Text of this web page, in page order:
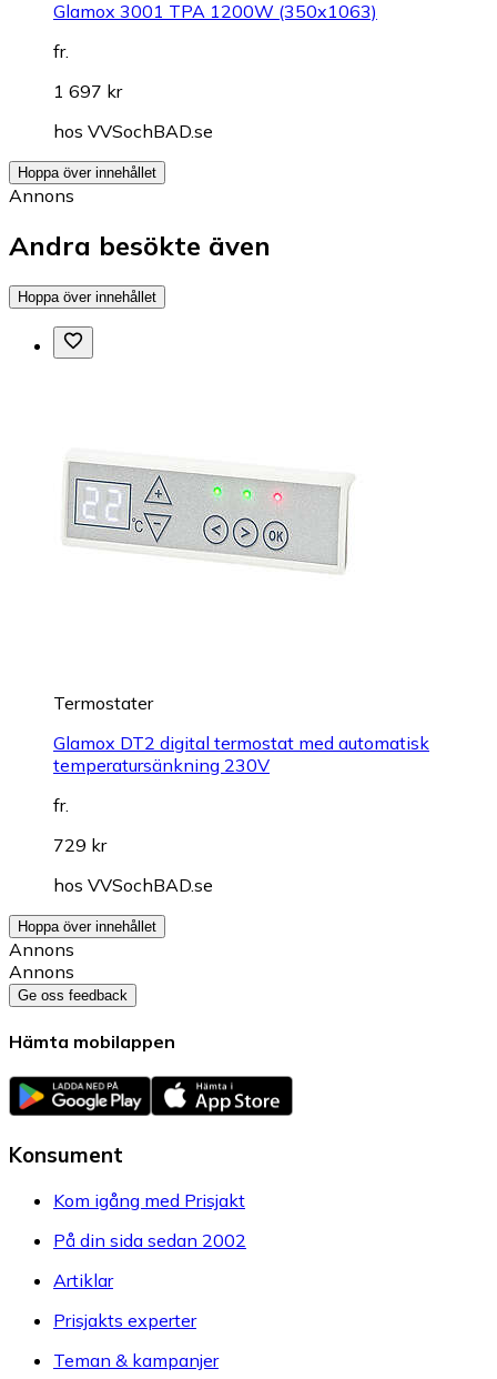
Glamox 3001 TPA 1200W (350x1063)
fr.
1 697 kr
hos VVSochBAD.se
Hoppa över innehållet
Annons
Andra besökte även
Hoppa över innehållet
Termostater
Glamox DT2 digital termostat med automatisk
temperatursänkning 230V
fr.
729 kr
hos VVSochBAD.se
Hoppa över innehållet
Annons
Annons
Ge oss feedback
Hämta mobilappen
Konsument
Kom igång med Prisjakt
På din sida sedan 2002
Artiklar
Prisjakts experter
Teman & kampanjer